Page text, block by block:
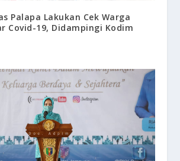
Palapa Lakukan Cek Warga
Covid-19, Didampingi Kodim